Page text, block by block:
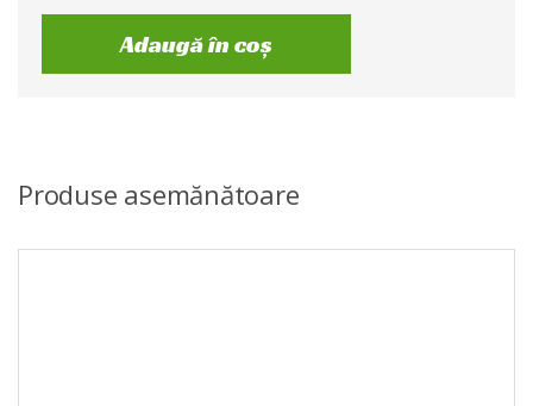
Adaugă în coș
Produse asemănătoare